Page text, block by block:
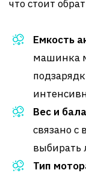
что стоит
Емкость
машинка
Вес и
связано
выбирать
Тип